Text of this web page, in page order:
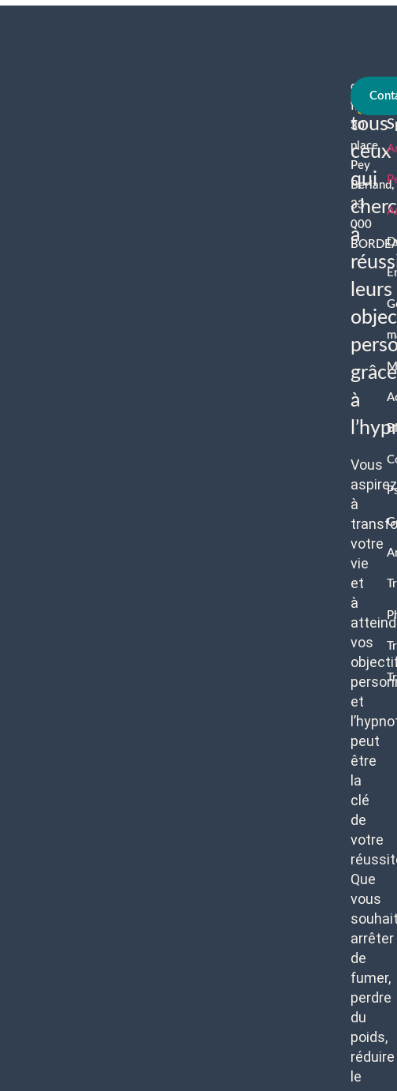
À
tous
ceux
qui
à
leurs
grâce
à
Vous
aspirez
à
votre
vie
et
à
vos
et
peut
être
la
clé
de
votre
Que
vous
arrêter
de
fumer,
perdre
du
poids,
réduire
le
30
place
Pey
Berland,
33
000